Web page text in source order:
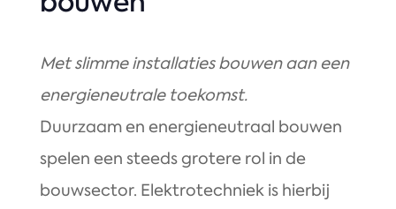
Met slimme installaties bouwen aan een
energieneutrale toekomst.
Duurzaam en energieneutraal bouwen
spelen een steeds grotere rol in de
bouwsector. Elektrotechniek is hierbij